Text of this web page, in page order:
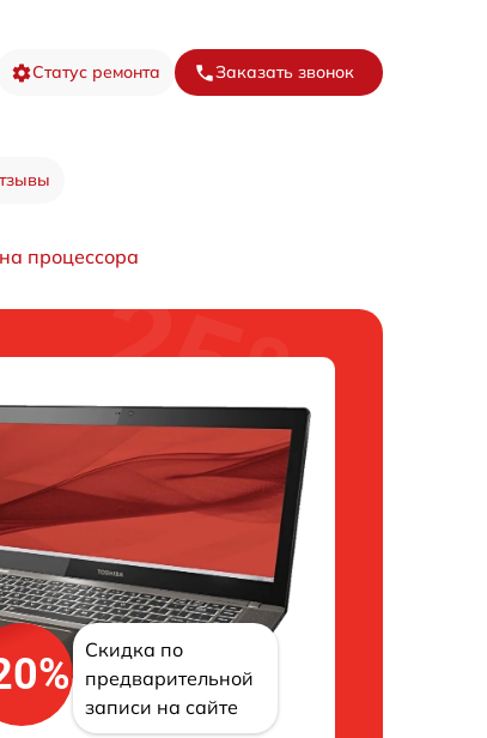
Статус ремонта Заказать звонок
процессора
Скидка по
предварительной
записи на сайте